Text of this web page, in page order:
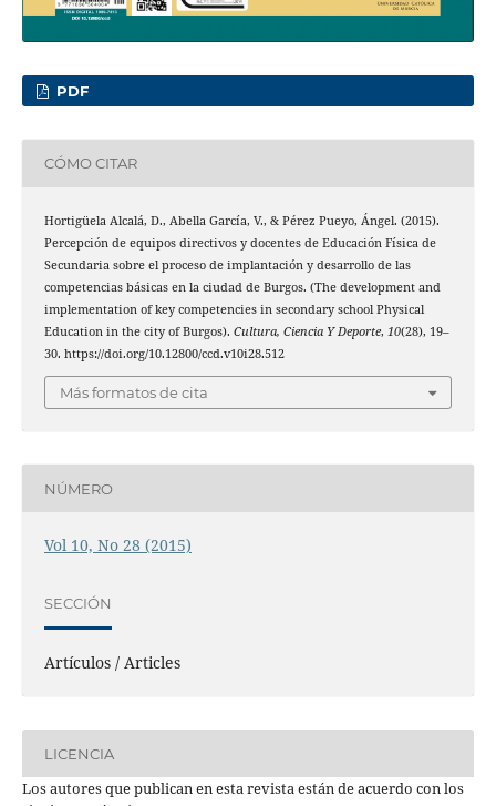
PDF
CÓMO CITAR
Hortigüela Alcalá, D., Abella García, V., & Pérez Pueyo, Ángel. (2015).
Percepción de equipos directivos y docentes de Educación Física de
Secundaria sobre el proceso de implantación y desarrollo de las
competencias básicas en la ciudad de Burgos. (The development and
implementation of key competencies in secondary school Physical
Education in the city of Burgos). Cultura, Ciencia Y Deporte, 10(28), 19–
30. https://doi.org/10.12800/ccd.v10i28.512
Más formatos de cita
NÚMERO
Vol 10, No 28 (2015)
SECCIÓN
Artículos / Articles
LICENCIA
Los autores que publican en esta revista están de acuerdo con los